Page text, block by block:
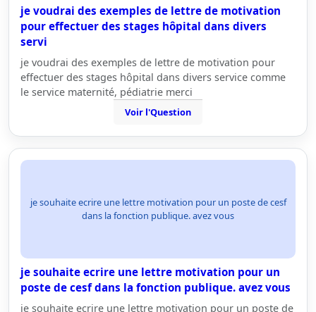
je voudrai des exemples de lettre de motivation
pour effectuer des stages hôpital dans divers
servi
je voudrai des exemples de lettre de motivation pour
effectuer des stages hôpital dans divers service comme
le service maternité, pédiatrie merci
Voir l'Question
je souhaite ecrire une lettre motivation pour un poste de cesf
dans la fonction publique. avez vous
je souhaite ecrire une lettre motivation pour un
poste de cesf dans la fonction publique. avez vous
je souhaite ecrire une lettre motivation pour un poste de